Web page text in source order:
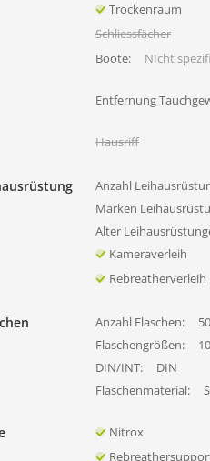
Trockenraum
Schliessfächer
Boote:
NIcht
Entfernung
Hausriff
Anzahl
Marken
Alter
Kameraverleih
Rebreatherverleih
Anzahl Flaschen:
50
Flaschengrößen:
DIN/INT:
DIN
Flaschenmaterial:
Nitrox